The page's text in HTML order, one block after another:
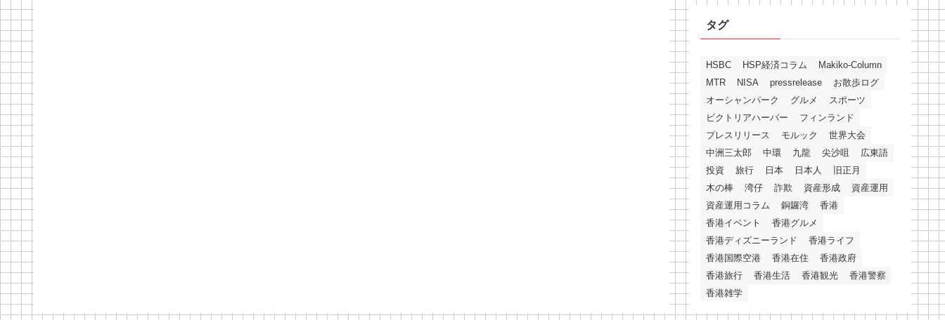
タグ
HSBC HSP経済コラム
Makiko-Column
MTR
NISA pressrelease
お散歩ログ
オーシャンパーク
グルメ
スポーツ
ビクトリアハーバー
フィンランド
プレスリリース
モルック
世界大会
中洲三太郎
中環 九龍 尖沙咀
広東語
投資
旅行 日本 日本人
旧正月
木の棒
湾仔 詐欺 資産形成
資産運用
資産運用コラム
銅鑼湾
香港
香港イベント
香港グルメ
香港ディズニーランド
香港ライフ
香港国際空港
香港在住
香港政府
香港旅行
香港生活 香港観光
香港警察
香港雑学